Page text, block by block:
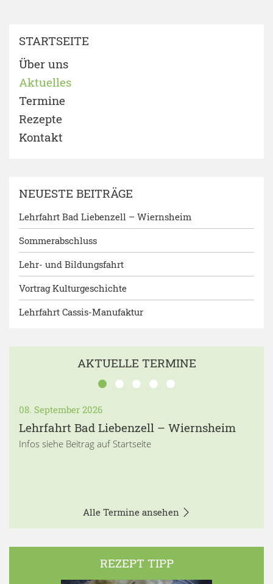
STARTSEITE
Über uns
Aktuelles
Termine
Rezepte
Kontakt
NEUESTE BEITRÄGE
Lehrfahrt Bad Liebenzell – Wiernsheim
Sommerabschluss
Lehr- und Bildungsfahrt
Vortrag Kulturgeschichte
Lehrfahrt Cassis-Manufaktur
AKTUELLE TERMINE
08. September 2026
Lehrfahrt Bad Liebenzell – Wiernsheim
Infos siehe Beitrag auf Startseite
Alle Termine ansehen
REZEPT TIPP